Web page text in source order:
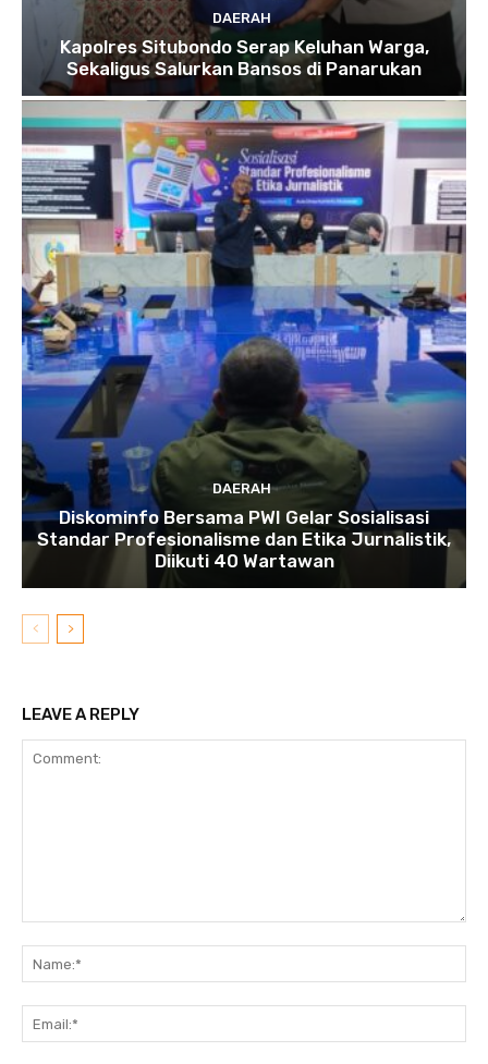
DAERAH
Kapolres Situbondo Serap Keluhan Warga,
Sekaligus Salurkan Bansos di Panarukan
DAERAH
Diskominfo Bersama PWI Gelar Sosialisasi
Standar Profesionalisme dan Etika Jurnalistik,
Diikuti 40 Wartawan
LEAVE A REPLY